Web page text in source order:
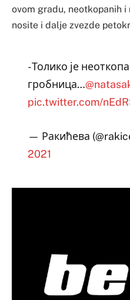
ovom gradu, neotkopanih
nosite i dalje zvezde
-Толико је
гробница…
pic.twitter.com/
— Ракићева
2021